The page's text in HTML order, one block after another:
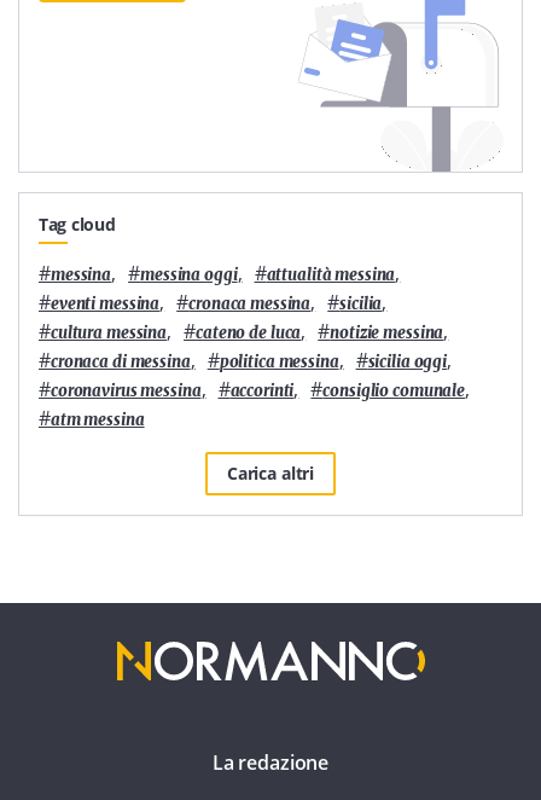
Tag cloud
#messina, #messina oggi, #attualità messina,
#eventi messina, #cronaca messina, #sicilia,
#cultura messina, #cateno de luca, #notizie messina,
#cronaca di messina, #politica messina, #sicilia oggi,
#coronavirus messina, #accorinti, #consiglio comunale,
#atm messina
Carica altri
La redazione